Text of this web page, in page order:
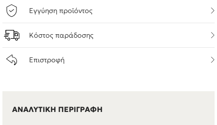
Εγγύηση προϊόντος
Κόστος παράδοσης
Επιστροφή
ΑΝΑΛΥΤΙΚΗ ΠΕΡΙΓΡΑΦΗ